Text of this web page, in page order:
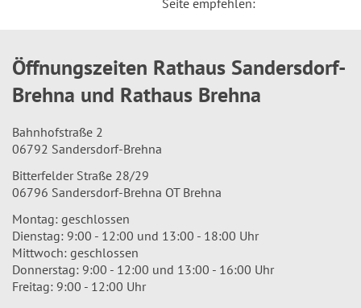
Seite empfehlen:
Öffnungszeiten Rathaus Sandersdorf-
Brehna und Rathaus Brehna
Bahnhofstraße 2
06792 Sandersdorf-Brehna
Bitterfelder Straße 28/29
06796 Sandersdorf-Brehna OT Brehna
Montag: geschlossen
Dienstag: 9:00 - 12:00 und 13:00 - 18:00 Uhr
Mittwoch: geschlossen
Donnerstag: 9:00 - 12:00 und 13:00 - 16:00 Uhr
Freitag: 9:00 - 12:00 Uhr